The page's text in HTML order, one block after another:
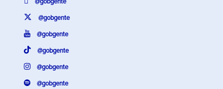
@gobgente
@gobgente
@gobgente
@gobgente
@gobgente
@gobgente